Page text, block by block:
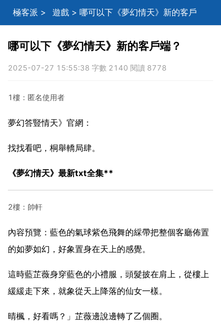
極客派 > 遊戲 > 哪可以下《夢幻情天》新的客戶
哪可以下《夢幻情天》新的客戶端？
2025-07-27 15:55:38 字數 2140 閱讀 8778
1樓：匿名使用者
夢幻答豎情天》官網：
找找看吧，桐舉轎局肆。
《夢幻情天》最新txt全集**
2樓：帥軒
內容預覽：藍色的氣球紫色飛舞的綵帶把整個客廳佈置
的如夢如幻，好象置身在天上的感覺。
這時藍芷薇身穿藍色的小禮服，頭髮披在肩上，從樓上
緩緩走下來，就象從天上降落的仙女一樣。
晴楓，好看嗎？」芷薇邊說邊轉了乙個圈。